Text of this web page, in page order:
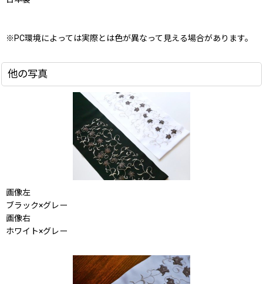
※PC環境によっては実際とは色が異なって見える場合があります。
他の写真
画像左
ブラック×グレー
画像右
ホワイト×グレー